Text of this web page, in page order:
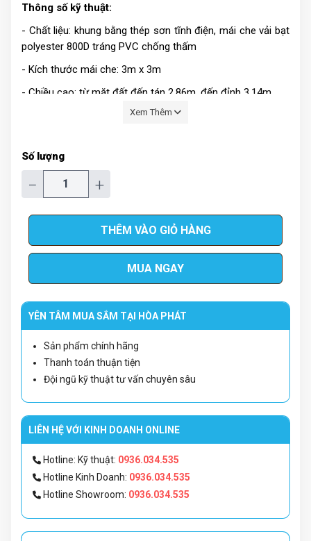
Thông số kỹ thuật:
- Chất liệu: khung bằng thép sơn tĩnh điện, mái che vải bạt
polyester 800D tráng PVC chống thấm
- Kích thước mái che: 3m x 3m
- Chiều cao: từ mặt đất đến tán 2.86m, đến đỉnh 3.14m
- Màu sắc: màu xanh, màu đỏ, màu trắng
- Kích thước đóng gói: 24x24x148 cm
- Sản phẩm bao gồm: 1 bộ khung đã được lắp ghép hoàn
chỉnh và 1 vải bạt mái che.
Xem Thêm
Số lượng
− +
THÊM VÀO GIỎ HÀNG
MUA NGAY
YÊN TÂM MUA SẮM TẠI HÒA PHÁT
Sản phẩm chính hãng
Thanh toán thuận tiện
Đội ngũ kỹ thuật tư vấn chuyên sâu
LIÊN HỆ VỚI KINH DOANH ONLINE
Hotline: Kỹ thuật: 0936.034.535
Hotline Kinh Doanh: 0936.034.535
Hotline Showroom: 0936.034.535